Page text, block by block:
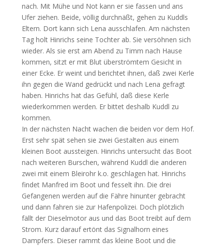
nach. Mit Mühe und Not kann er sie fassen und ans
Ufer ziehen. Beide, völlig durchnäßt, gehen zu Kuddls
Eltern. Dort kann sich Lena ausschlafen. Am nächsten
Tag holt Hinrichs seine Tochter ab. Sie versöhnen sich
wieder. Als sie erst am Abend zu Timm nach Hause
kommen, sitzt er mit Blut überströmtem Gesicht in
einer Ecke. Er weint und berichtet ihnen, daß zwei Kerle
ihn gegen die Wand gedrückt und nach Lena gefragt
haben. Hinrichs hat das Gefühl, daß diese Kerle
wiederkommen werden. Er bittet deshalb Kuddl zu
kommen.
In der nächsten Nacht wachen die beiden vor dem Hof.
Erst sehr spät sehen sie zwei Gestalten aus einem
kleinen Boot aussteigen. Hinrichs untersucht das Boot
nach weiteren Burschen, während Kuddl die anderen
zwei mit einem Bleirohr k.o. geschlagen hat. Hinrichs
findet Manfred im Boot und fesselt ihn. Die drei
Gefangenen werden auf die Fähre hinunter gebracht
und dann fahren sie zur Hafenpolizei. Doch plötzlich
fällt der Dieselmotor aus und das Boot treibt auf dem
Strom. Kurz darauf ertönt das Signalhorn eines
Dampfers. Dieser rammt das kleine Boot und die